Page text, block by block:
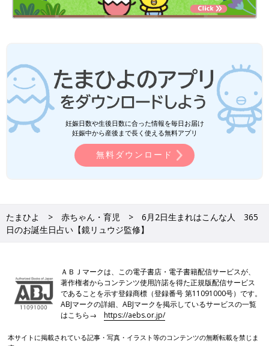
妊娠日数や生後日数に合った情報を毎日お届け
妊娠中から産後まで長く使える無料アプリ
無料ダウンロード
たまひよ 赤ちゃん・育児
6月2日生まれはこんな人 365
日のお誕生日占い【鏡リュウジ監修】
ＡＢＪマークは、この電子書店・電子書籍配信サービスが、
著作権者からコンテンツ使用許諾を得た正規版配信サービス
であることを示す登録商標（登録番号 第11091000号）です。
ABJマークの詳細、ABJマークを掲示しているサービスの一覧
はこちら→https://aebs.or.jp/
本サイトに掲載されている記事・写真・イラスト等のコンテンツの無断転載を禁じま